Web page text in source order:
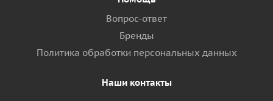
Вопрос-ответ
Бренды
Политика обработки персональных данных
Наши контакты